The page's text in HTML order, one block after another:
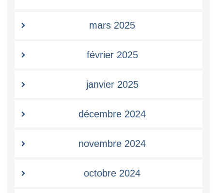
mars 2025
février 2025
janvier 2025
décembre 2024
novembre 2024
octobre 2024